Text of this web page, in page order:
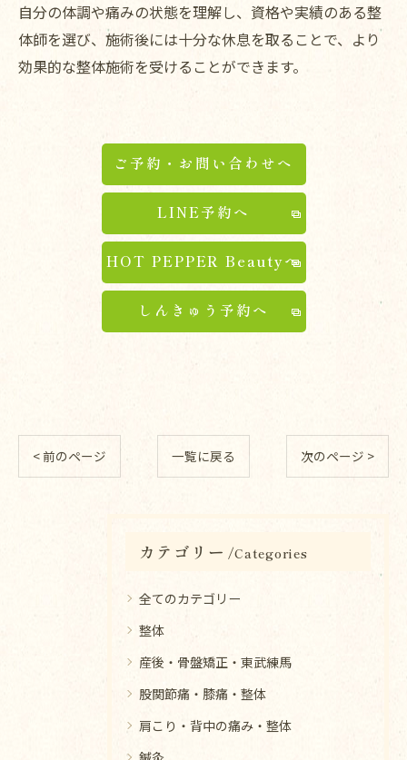
自分の体調や痛みの状態を理解し、資格や実績のある整
体師を選び、施術後には十分な休息を取ることで、より
効果的な整体施術を受けることができます。
ご予約・お問い合わせへ
LINE予約へ
HOT PEPPER Beautyへ
しんきゅう予約へ
< 前のページ 一覧に戻る 次のページ >
カテゴリー Categories
全てのカテゴリー
整体
産後・骨盤矯正・東武練馬
股関節痛・膝痛・整体
肩こり・背中の痛み・整体